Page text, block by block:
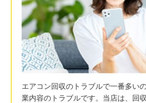
エアコン回収のトラブルで一番多い
業内容のトラブルです。当店は、回